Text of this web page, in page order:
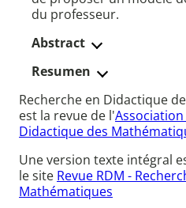
du professeur.
Abstract
Resumen
Recherche en Didactique
est la revue de l'
Didactique des
Une version texte intégral
le site Revue RDM -
Mathématiques